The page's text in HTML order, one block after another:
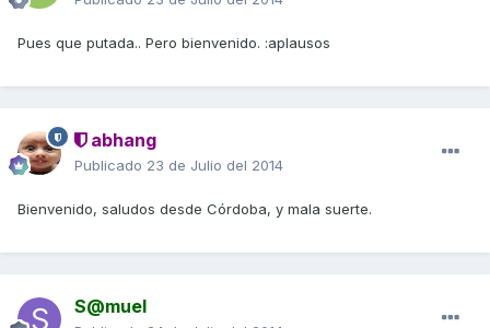
Pues que putada.. Pero bienvenido. :aplausos
abhang
Publicado 23 de Julio del 2014
Bienvenido, saludos desde Córdoba, y mala suerte.
S@muel